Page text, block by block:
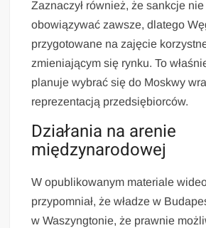
Zaznaczył również, że sankcje
obowiązywać zawsze, dlatego
przygotowane na zajęcie
zmieniającym się rynku. To
planuje wybrać się do Moskwy
reprezentacją przedsiębiorców.
Działania na arenie
międzynarodowej
W opublikowanym materiale
przypomniał, że władze w
w Waszyngtonie, że prawnie